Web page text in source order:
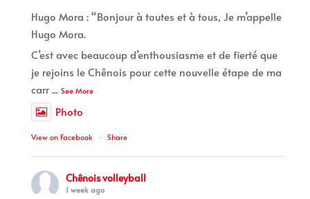
Hugo Mora : “Bonjour à toutes et à tous, Je m’appelle
Hugo Mora.
C’est avec beaucoup d’enthousiasme et de fierté que
je rejoins le Chênois pour cette nouvelle étape de ma
carr... See More
Photo
View on Facebook · Share
Chênois volleyball
1 week ago